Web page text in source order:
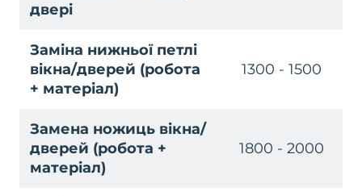
двері
Заміна нижньої петлі
вікна/дверей (робота
+ матеріал)
1300 - 1500
Замена ножиць вікна/
дверей (робота +
матеріал)
1800 - 2000